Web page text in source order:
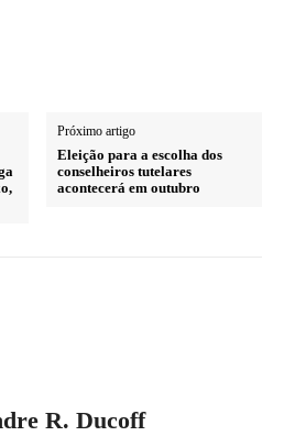
Próximo artigo
Eleição para a escolha dos
conselheiros tutelares
acontecerá em outubro
R. Ducoff